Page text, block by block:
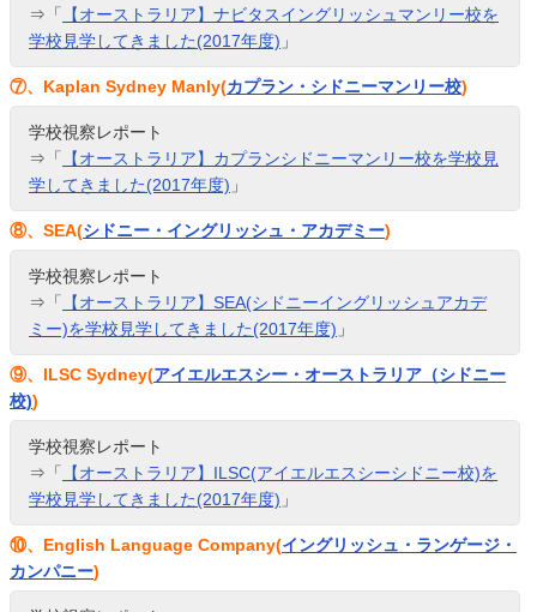
⇒「
【オーストラリア】ナビタスイングリッシュマンリー校を
学校見学してきました(2017年度) 」
⑦、Kaplan Sydney Manly(カプラン・シドニーマンリー校)
学校視察レポート
⇒「
【オーストラリア】カプランシドニーマンリー校を学校見
学してきました(2017年度) 」
⑧、SEA(シドニー・イングリッシュ・アカデミー)
学校視察レポート
⇒「
【オーストラリア】SEA(シドニーイングリッシュアカデ
ミー)を学校見学してきました(2017年度) 」
⑨、ILSC Sydney(アイエルエスシー・オーストラリア（シドニー
校))
学校視察レポート
⇒「
【オーストラリア】ILSC(アイエルエスシーシドニー校)を
学校見学してきました(2017年度) 」
⑩、English Language Company(イングリッシュ・ランゲージ・
カンパニー)